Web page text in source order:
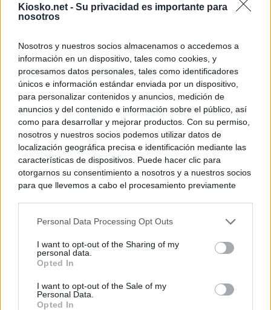
Kiosko.net - Su privacidad es importante para
nosotros
Nosotros y nuestros socios almacenamos o accedemos a
información en un dispositivo, tales como cookies, y
procesamos datos personales, tales como identificadores
únicos e información estándar enviada por un dispositivo,
para personalizar contenidos y anuncios, medición de
anuncios y del contenido e información sobre el público, así
como para desarrollar y mejorar productos. Con su permiso,
nosotros y nuestros socios podemos utilizar datos de
localización geográfica precisa e identificación mediante las
características de dispositivos. Puede hacer clic para
otorgarnos su consentimiento a nosotros y a nuestros socios
para que llevemos a cabo el procesamiento previamente
negar su consentimiento. Tenga en cuenta que algún
de su consentimiento, pero usted tiene el derecho de
rechazar tal procesamiento. Sus preferencias se aplicarán
cualquier momento entrando de nuevo en este sitio web o
visitando nuestra política de privacidad.
Personal Data Processing Opt Outs
I want to opt-out of the Sharing of my
personal data.
Opted In
I want to opt-out of the Sale of my
Personal Data.
Opted In